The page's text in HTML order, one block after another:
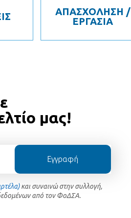
ΑΠΑΣΧΟΛΗΣΗ /
ΕΡΓΑΣΙΑ
μας!
και συναινώ στην συλλογή,
από τον ΦοΔΣΑ.
Εγγραφή